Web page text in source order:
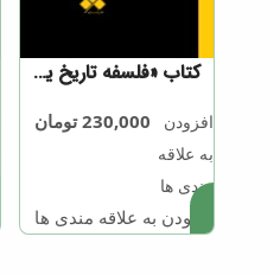
کتاب «فلسفه تاریخ یا جستجو در مبانی علم تاریخ»
230,000 تومان
افزودن
به علاقه
مندی ها
افزودن به علاقه مندی ها